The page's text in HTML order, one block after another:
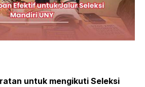
untuk mengikuti Seleksi